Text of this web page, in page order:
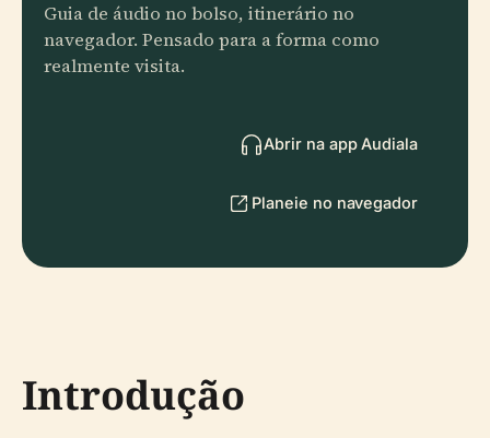
Guia de áudio no bolso, itinerário no
navegador. Pensado para a forma como
realmente visita.
Abrir na app Audiala
Planeie no navegador
Introdução